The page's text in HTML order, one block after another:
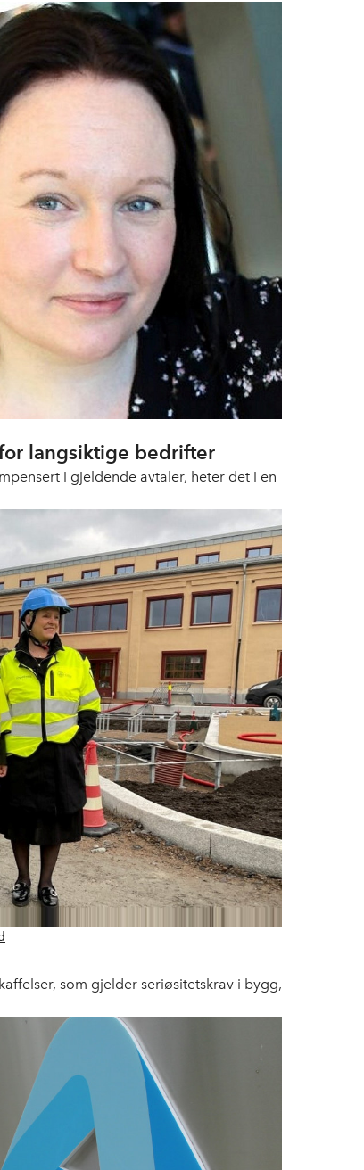
langsiktige bedrifter
i gjeldende avtaler, heter det i en
som gjelder seriøsitetskrav i bygg,